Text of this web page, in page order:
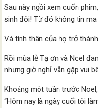
Sau này ngồi xem cuốn
sinh đôi! Từ đó không tin
Và tình thân của họ trở
Rồi mùa lễ Tạ ơn và Noel
nhưng giờ nghỉ vẫn gặp vui
Khoảng một tuần trước
“Hôm nay là ngày cuối tôi